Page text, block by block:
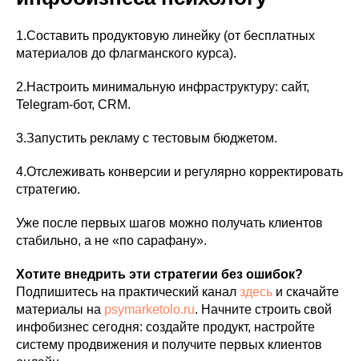
1.Составить продуктовую линейку (от бесплатных
материалов до флагманского курса).
2.Настроить минимальную инфраструктуру: сайт,
Telegram-бот, CRM.
3.Запустить рекламу с тестовым бюджетом.
4.Отслеживать конверсии и регулярно корректировать
стратегию.
Уже после первых шагов можно получать клиентов
стабильно, а не «по сарафану».
Хотите внедрить эти стратегии без ошибок?
Подпишитесь на практический канал здесь и скачайте
материалы на psymarketolo.ru. Начните строить свой
инфобизнес сегодня: создайте продукт, настройте
систему продвижения и получите первых клиентов